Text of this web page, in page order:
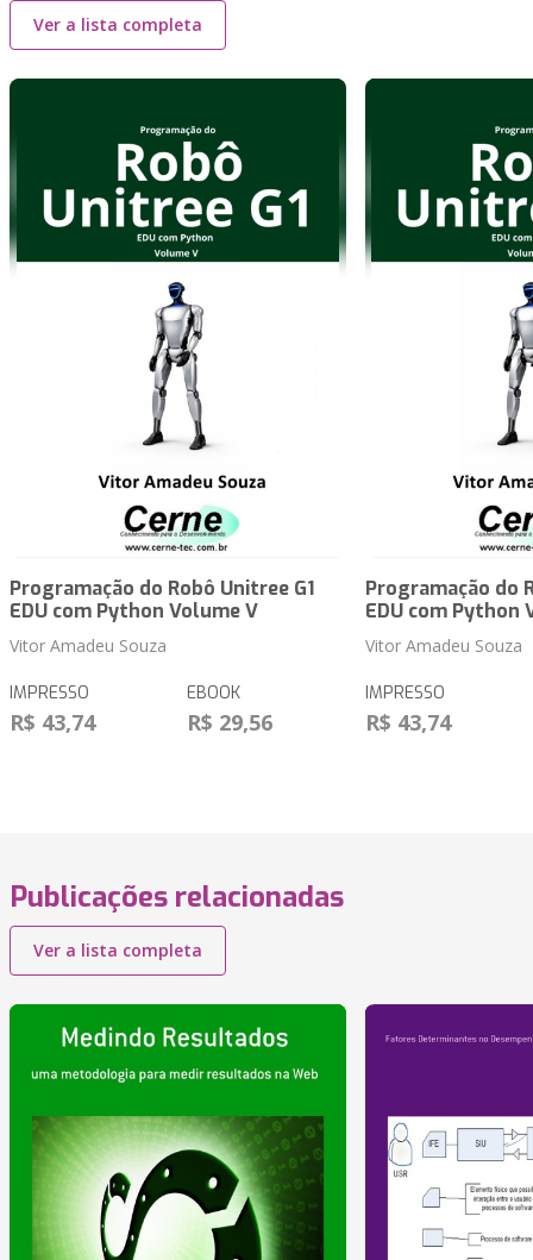
Ver a lista completa
Programação do Robô Unitree G1
EDU com Python Volume V
Vitor Amadeu Souza
IMPRESSO
R$ 43,74
EBOOK
R$ 29,56
Programação do
EDU com Python
Vitor Amadeu Souza
IMPRESSO
R$ 43,74
Publicações relacionadas
Ver a lista completa